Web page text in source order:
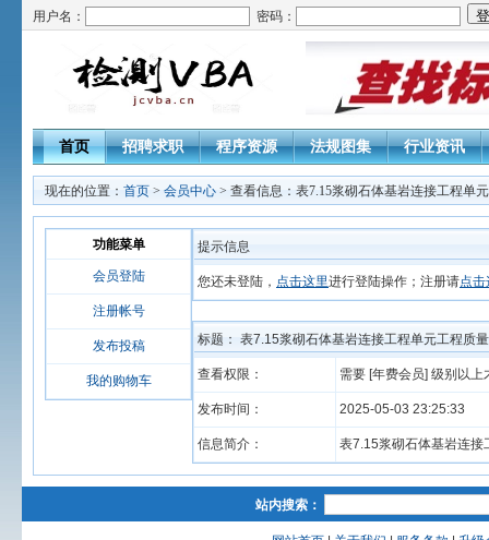
用户名： 密码：
首页 招聘求职 程序资源 法规图集 行业资讯
现在的位置： 首页 > 会员中心 > 查看信息：表7.15浆砌石体基岩连接工程单
功能菜单
会员登陆
注册帐号
发布投稿
我的购物车
提示信息
您还未登陆， 点击这里进行登陆操作；注册请点击
标题： 表7.15浆砌石体基岩连接工程单元工程质
查看权限： 需要 [年费会员] 级别以上
发布时间： 2025-05-03 23:25:33
信息简介： 表7.15浆砌石体基岩连接
站内搜索：